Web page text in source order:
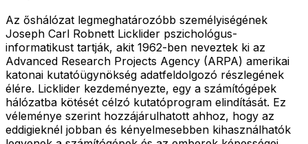
Az őshálózat legmeghatározóbb személyiségének
Joseph Carl Robnett Licklider pszichológus-
informatikust tartják, akit 1962-ben neveztek ki az
Advanced Research Projects Agency (ARPA) amerikai
katonai kutatóügynökség adatfeldolgozó részlegének
élére. Licklider kezdeményezte, egy a számítógépek
hálózatba kötését célzó kutatóprogram elindítását. Ez
véleménye szerint hozzájárulhatott ahhoz, hogy az
eddigieknél jobban és kényelmesebben kihasználhatók